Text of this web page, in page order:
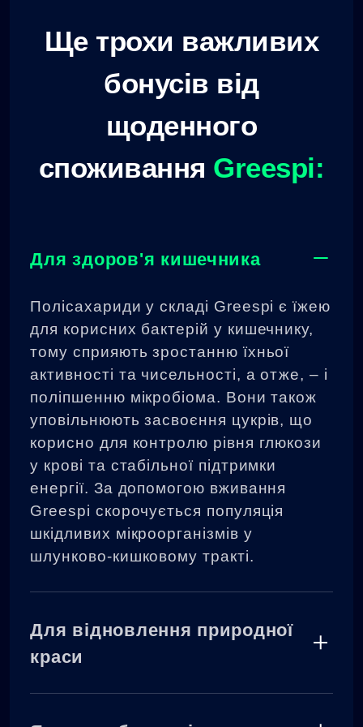
Ще трохи важливих
бонусів від
щоденного
споживання Greespi:
Для здоров'я кишечника
Полісахариди у складі Greespi є їжею
для корисних бактерій у кишечнику,
тому сприяють зростанню їхньої
активності та чисельності, а отже, – і
поліпшенню мікробіома. Вони також
уповільнюють засвоєння цукрів, що
корисно для контролю рівня глюкози
у крові та стабільної підтримки
енергії. За допомогою вживання
Greespi скорочується популяція
шкідливих мікроорганізмів у
шлунково-кишковому тракті.
Для відновлення природної
краси